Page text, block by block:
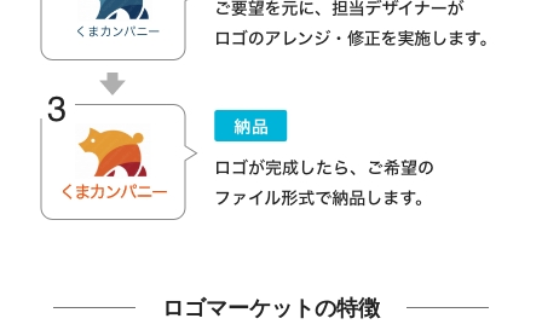
ロゴマーケットの特徴